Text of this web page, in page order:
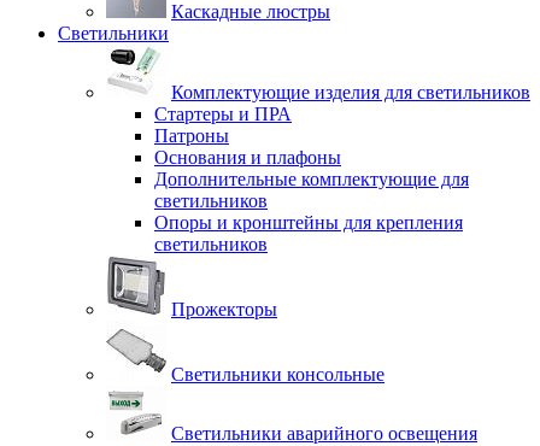
Каскадные люстры
Светильники
Комплектующие изделия для светильников
Стартеры и ПРА
Патроны
Основания и плафоны
Дополнительные комплектующие для
светильников
Опоры и кронштейны для крепления
светильников
Прожекторы
Светильники консольные
Светильники аварийного освещения